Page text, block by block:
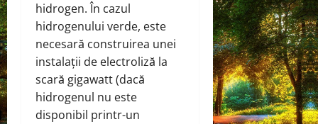
hidrogen. În cazul
hidrogenului verde, este
necesară construirea unei
instalații de electroliză la
scară gigawatt (dacă
hidrogenul nu este
disponibil printr-un